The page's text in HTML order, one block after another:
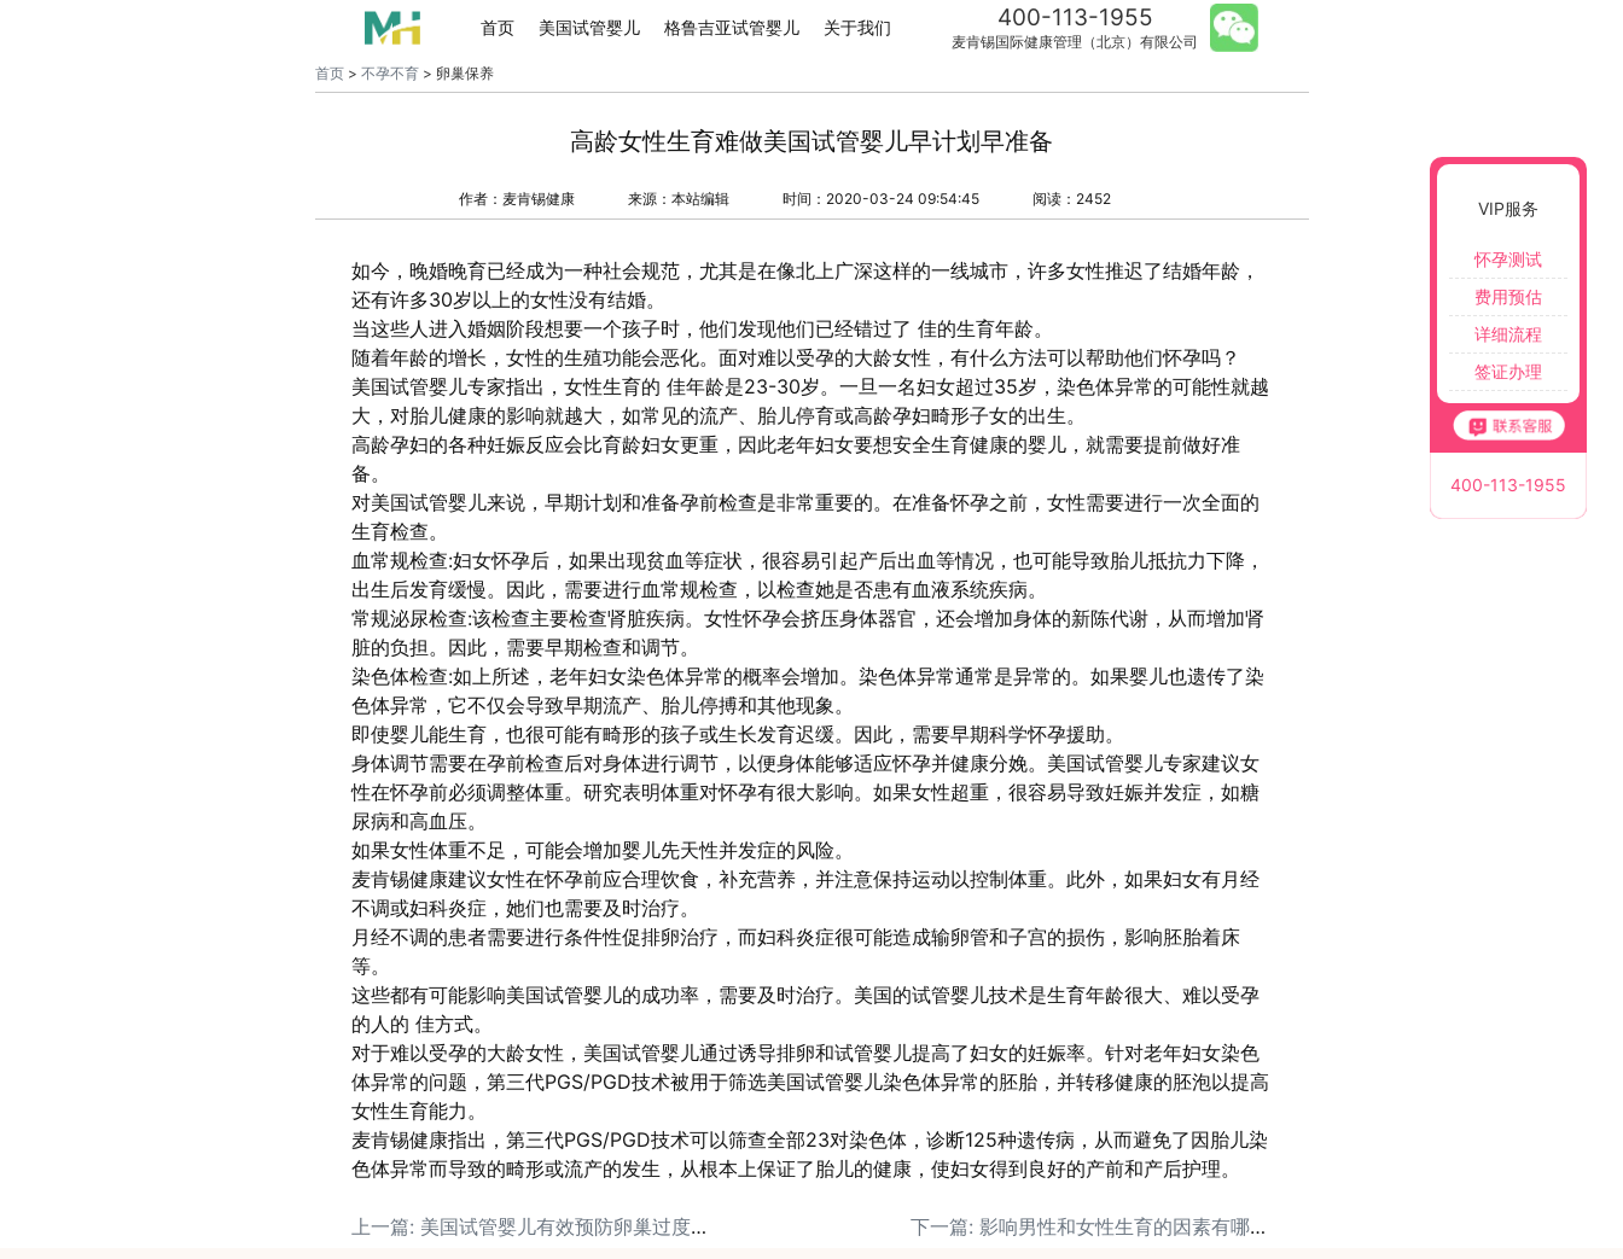
首页 美国试管婴儿 格鲁吉亚试管婴儿 关于我们 400-113-1955
麦肯锡国际健康管理（北京）有限公司
首页> 不孕不育> 卵巢保养
高龄女性生育难做美国试管婴儿早计划早准备
作者：麦肯锡健康 来源：本站编辑 时间：2020-03-24 09:54:45 阅读：2452
如今，晚婚晚育已经成为一种社会规范，尤其是在像北上广深这样的一线城市，许多女性推迟了结婚年龄，
还有许多30岁以上的女性没有结婚。
当这些人进入婚姻阶段想要一个孩子时，他们发现他们已经错过了 佳的生育年龄。
随着年龄的增长，女性的生殖功能会恶化。面对难以受孕的大龄女性，有什么方法可以帮助他们怀孕吗？
美国试管婴儿专家指出，女性生育的 佳年龄是23-30岁。一旦一名妇女超过35岁，染色体异常的可能性就越
大，对胎儿健康的影响就越大，如常见的流产、胎儿停育或高龄孕妇畸形子女的出生。
高龄孕妇的各种妊娠反应会比育龄妇女更重，因此老年妇女要想安全生育健康的婴儿，就需要提前做好准
备。
对美国试管婴儿来说，早期计划和准备孕前检查是非常重要的。在准备怀孕之前，女性需要进行一次全面的
生育检查。
血常规检查:妇女怀孕后，如果出现贫血等症状，很容易引起产后出血等情况，也可能导致胎儿抵抗力下降，
出生后发育缓慢。因此，需要进行血常规检查，以检查她是否患有血液系统疾病。
常规泌尿检查:该检查主要检查肾脏疾病。女性怀孕会挤压身体器官，还会增加身体的新陈代谢，从而增加肾
脏的负担。因此，需要早期检查和调节。
染色体检查:如上所述，老年妇女染色体异常的概率会增加。染色体异常通常是异常的。如果婴儿也遗传了染
色体异常，它不仅会导致早期流产、胎儿停搏和其他现象。
即使婴儿能生育，也很可能有畸形的孩子或生长发育迟缓。因此，需要早期科学怀孕援助。
身体调节需要在孕前检查后对身体进行调节，以便身体能够适应怀孕并健康分娩。美国试管婴儿专家建议女
性在怀孕前必须调整体重。研究表明体重对怀孕有很大影响。如果女性超重，很容易导致妊娠并发症，如糖
尿病和高血压。
如果女性体重不足，可能会增加婴儿先天性并发症的风险。
麦肯锡健康建议女性在怀孕前应合理饮食，补充营养，并注意保持运动以控制体重。此外，如果妇女有月经
不调或妇科炎症，她们也需要及时治疗。
月经不调的患者需要进行条件性促排卵治疗，而妇科炎症很可能造成输卵管和子宫的损伤，影响胚胎着床
等。
这些都有可能影响美国试管婴儿的成功率，需要及时治疗。美国的试管婴儿技术是生育年龄很大、难以受孕
的人的 佳方式。
对于难以受孕的大龄女性，美国试管婴儿通过诱导排卵和试管婴儿提高了妇女的妊娠率。针对老年妇女染色
体异常的问题，第三代PGS/PGD技术被用于筛选美国试管婴儿染色体异常的胚胎，并转移健康的胚泡以提高
女性生育能力。
麦肯锡健康指出，第三代PGS/PGD技术可以筛查全部23对染色体，诊断125种遗传病，从而避免了因胎儿染
色体异常而导致的畸形或流产的发生，从根本上保证了胎儿的健康，使妇女得到良好的产前和产后护理。
上一篇: 美国试管婴儿有效预防卵巢过度刺激综合症 下一篇: 影响男性和女性生育的因素有哪些？
VIP服务
怀孕测试
费用预估
详细流程
签证办理
400-113-1955